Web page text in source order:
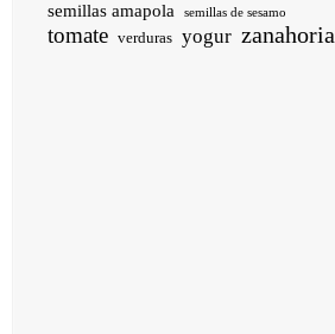
semillas amapola semillas de sesamo
tomate verduras yogur zanahoria